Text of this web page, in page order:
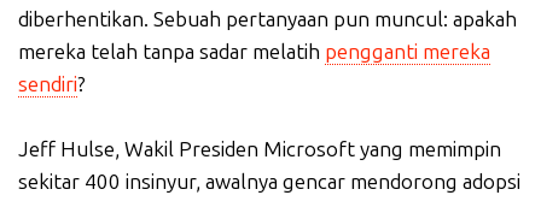
diberhentikan. Sebuah pertanyaan pun muncul: apakah
mereka telah tanpa sadar melatih pengganti mereka
sendiri?
Jeff Hulse, Wakil Presiden Microsoft yang memimpin
sekitar 400 insinyur, awalnya gencar mendorong adopsi